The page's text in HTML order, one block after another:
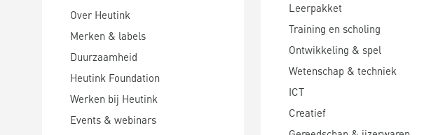
Over Heutink
Merken & labels
Duurzaamheid
Heutink Foundation
Werken bij Heutink
Events & webinars
Leerpakket
Training en scholing
Ontwikkeling & spel
Wetenschap & techniek
ICT
Creatief